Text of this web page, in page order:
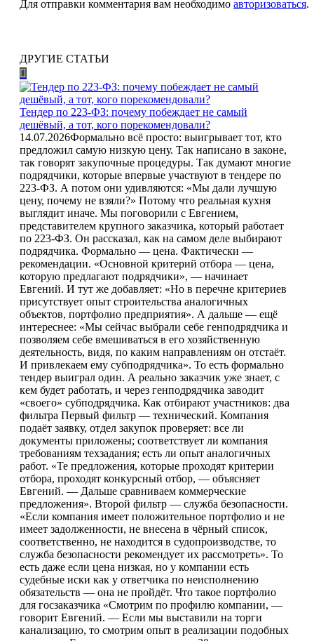
Для отправки комментария вам необходимо авторизоваться.
ДРУГИЕ СТАТЬИ
Тендер по 223-ФЗ: почему побеждает не самый
дешёвый, а тот, кого порекомендовали?
14.07.2026Формально всё просто: выигрывает тот, кто
предложил самую низкую цену. Так написано в законе,
так говорят закупочные процедуры. Так думают многие
подрядчики, которые впервые участвуют в тендере по
223-ФЗ. А потом они удивляются: «Мы дали лучшую
цену, почему не взяли?» Потому что реальная кухня
выглядит иначе. Мы поговорили с Евгением,
представителем крупного заказчика, который работает
по 223-ФЗ. Он рассказал, как на самом деле выбирают
подрядчика. Формально — цена. Фактически —
рекомендации. «Основной критерий отбора — цена,
которую предлагают подрядчики», — начинает
Евгений. И тут же добавляет: «Но в перечне критериев
присутствует опыт строительства аналогичных
объектов, портфолио предприятия». А дальше — ещё
интереснее: «Мы сейчас выбрали себе генподрядчика и
позволяем себе вмешиваться в его хозяйственную
деятельность, видя, по каким направлениям он отстаёт.
И привлекаем ему субподрядчика». То есть формально
тендер выиграл один. А реально заказчик уже знает, с
кем будет работать, и через генподрядчика заводит
«своего» субподрядчика. Как отбирают участников: два
фильтра Первый фильтр — технический. Компания
подаёт заявку, отдел закупок проверяет: все ли
документы приложены; соответствует ли компания
требованиям техзадания; есть ли опыт аналогичных
работ. «Те предложения, которые проходят критерии
отбора, проходят конкурсный отбор, — объясняет
Евгений. — Дальше сравниваем коммерческие
предложения». Второй фильтр — служба безопасности.
«Если компания имеет положительное портфолио и не
имеет задолженности, не внесена в чёрный список,
соответственно, не находится в судопроизводстве, то
служба безопасности рекомендует их рассмотреть». То
есть даже если цена низкая, но у компании есть
судебные иски как у ответчика по неисполнению
обязательств — она не пройдёт. Что такое портфолио
для госзаказчика «Смотрим по профилю компании, —
говорит Евгений. — Если мы выставили на торги
канализацию, то смотрим опыт в реализации подобных